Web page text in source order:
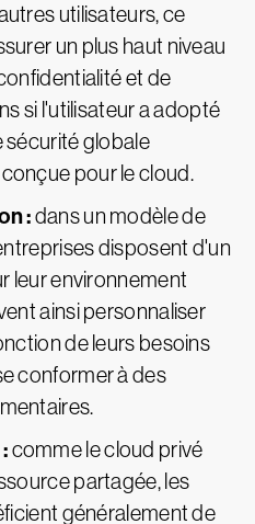
utilisateurs, ce
un plus haut niveau
et de
si l'utilisateur a adopté
sécurité globale
pour le cloud.
:dans un modèle de
disposent d'un
leur environnement
ainsi personnaliser
de leurs besoins
conformer à des
comme le cloud privé
partagée, les
généralement de